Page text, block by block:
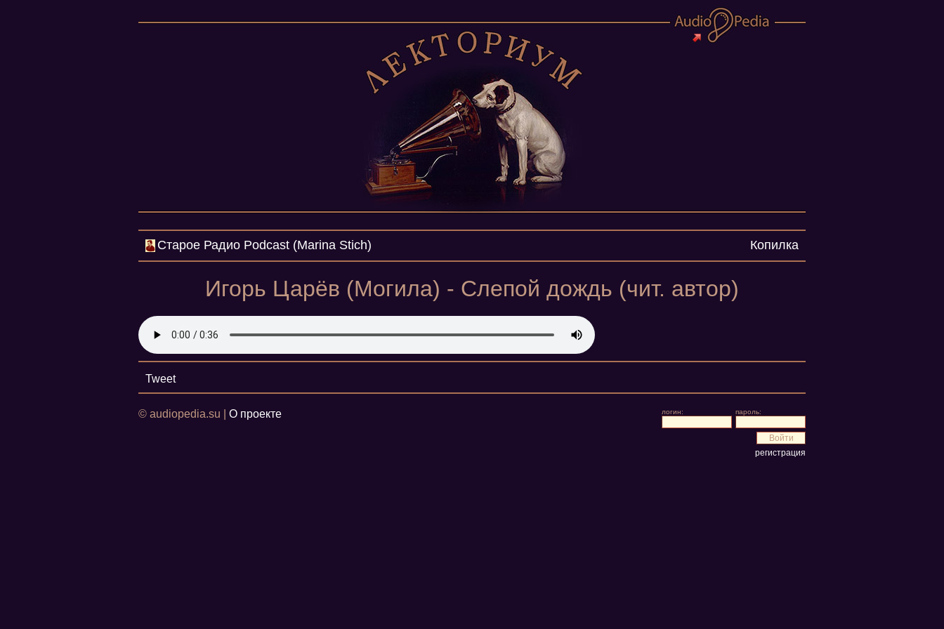
Cтарое Радио Podcast (Marina Stich) Копилка
Игорь Царёв (Могила) - Слепой дождь (чит. автор)
Tweet
© audiopedia.su | О проекте пароль:
логин:
регистрация